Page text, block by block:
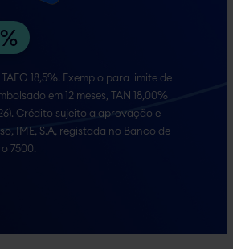
TAEG 18,5%. Exemplo para limite de
em 12 meses,
TAN 18,00%
Crédito sujeito a aprovação e
IME, S.A, registada no Banco de
7500.